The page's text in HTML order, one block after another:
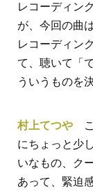
レコーディン
が、今回の曲
レコーディン
て、聴いて「
ういうものを
村上てつや
にちょっと少
いなもの、ク
あって、緊迫